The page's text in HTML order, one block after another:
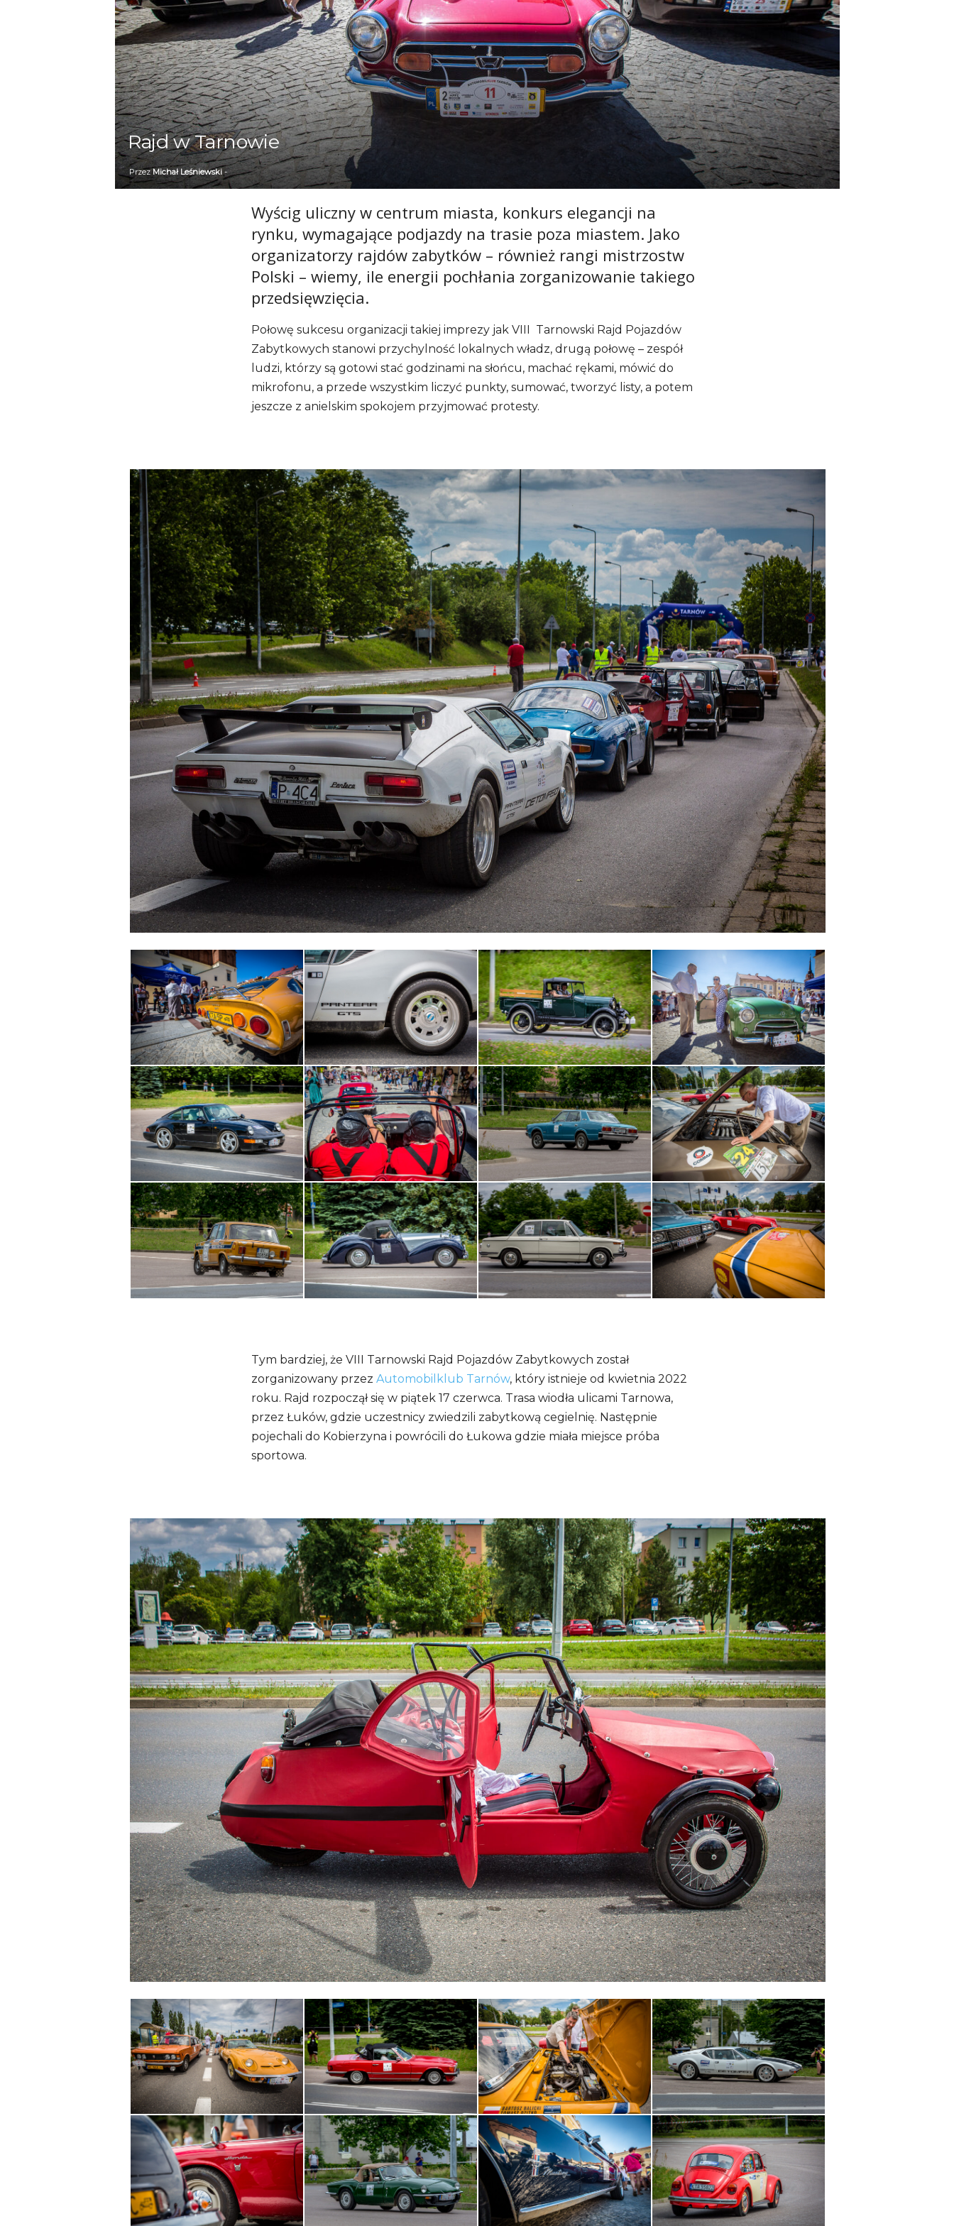
Rajd w Tarnowie
Przez Michał Leśniewski-
Wyścig uliczny w centrum miasta, konkurs elegancji na
rynku, wymagające podjazdy na trasie poza miastem. Jako
organizatorzy rajdów zabytków – również rangi mistrzostw
Polski – wiemy, ile energii pochłania zorganizowanie takiego
przedsięwzięcia.
Połowę sukcesu organizacji takiej imprezy jak VIII Tarnowski Rajd Pojazdów
Zabytkowych stanowi przychylność lokalnych władz, drugą połowę – zespół
ludzi, którzy są gotowi stać godzinami na słońcu, machać rękami, mówić do
mikrofonu, a przede wszystkim liczyć punkty, sumować, tworzyć listy, a potem
jeszcze z anielskim spokojem przyjmować protesty.
Tym bardziej, że VIII Tarnowski Rajd Pojazdów Zabytkowych został
zorganizowany przez Automobilklub Tarnów, który istnieje od kwietnia 2022
roku. Rajd rozpoczął się w piątek 17 czerwca. Trasa wiodła ulicami Tarnowa,
przez Łuków, gdzie uczestnicy zwiedzili zabytkową cegielnię. Następnie
pojechali do Kobierzyna i powrócili do Łukowa gdzie miała miejsce próba
sportowa.